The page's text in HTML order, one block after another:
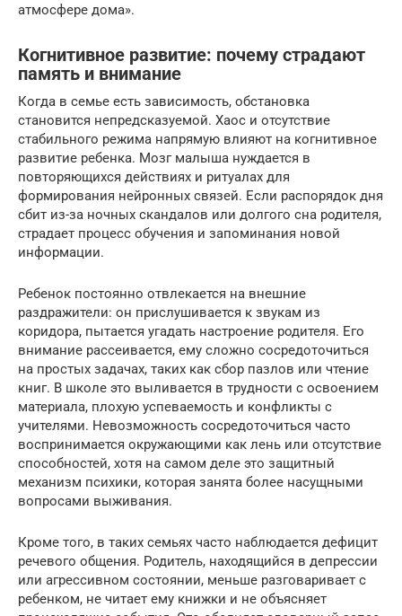
атмосфере дома».
Когнитивное развитие: почему страдают
память и внимание
Когда в семье есть зависимость, обстановка
становится непредсказуемой. Хаос и отсутствие
стабильного режима напрямую влияют на когнитивное
развитие ребенка. Мозг малыша нуждается в
повторяющихся действиях и ритуалах для
формирования нейронных связей. Если распорядок дня
сбит из-за ночных скандалов или долгого сна родителя,
страдает процесс обучения и запоминания новой
информации.
Ребенок постоянно отвлекается на внешние
раздражители: он прислушивается к звукам из
коридора, пытается угадать настроение родителя. Его
внимание рассеивается, ему сложно сосредоточиться
на простых задачах, таких как сбор пазлов или чтение
книг. В школе это выливается в трудности с освоением
материала, плохую успеваемость и конфликты с
учителями. Невозможность сосредоточиться часто
воспринимается окружающими как лень или отсутствие
способностей, хотя на самом деле это защитный
механизм психики, которая занята более насущными
вопросами выживания.
Кроме того, в таких семьях часто наблюдается дефицит
речевого общения. Родитель, находящийся в депрессии
или агрессивном состоянии, меньше разговаривает с
ребенком, не читает ему книжки и не объясняет